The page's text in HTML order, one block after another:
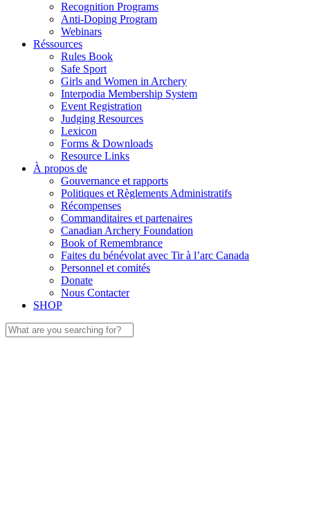
Recognition Programs
Anti-Doping Program
Webinars
Réssources
Rules Book
Safe Sport
Girls and Women in Archery
Interpodia Membership System
Event Registration
Judging Resources
Lexicon
Forms & Downloads
Resource Links
À propos de
Gouvernance et rapports
Politiques et Règlements Administratifs
Récompenses
Commanditaires et partenaires
Canadian Archery Foundation
Book of Remembrance
Faites du bénévolat avec Tir à l’arc Canada
Personnel et comités
Donate
Nous Contacter
SHOP
Search
for: